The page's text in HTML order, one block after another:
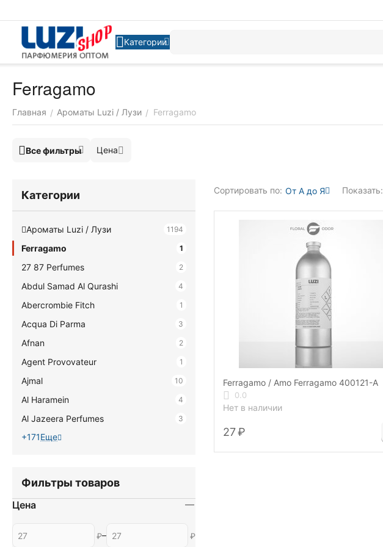
Категории
Ferragamo
Главная / Ароматы Luzi / Лузи / Ferragamo
Все фильтры Цена
Сортировать по: От А до Я Показать:
Ferragamo / Amo Ferragamo 400121-A
0.0
Нет в наличии
‍27‍₽
Категории
Ароматы Luzi / Лузи 1194
Ferragamo 1
27 87 Perfumes 2
Abdul Samad Al Qurashi 4
Abercrombie Fitch 1
Acqua Di Parma 3
Afnan 2
Agent Provovateur 1
Ajmal 10
Al Haramein 4
Al Jazeera Perfumes 3
+171Еще
Фильтры товаров
Цена
₽– ₽